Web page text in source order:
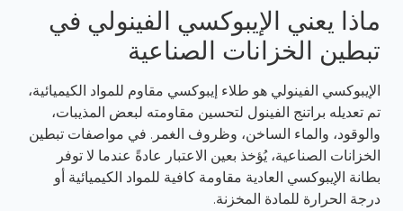
ماذا يعني الإيبوكسي الفينولي في
تبطين الخزانات الصناعية
الإيبوكسي الفينولي هو طلاء إيبوكسي مقاوم للمواد الكيميائية،
تم تعديله براتنج الفينول لتحسين مقاومته لبعض المذيبات،
والوقود، والماء الساخن، وظروف الغمر. في مواصفات تبطين
الخزانات الصناعية، يُؤخذ بعين الاعتبار عادةً عندما لا توفر
بطانة الإيبوكسي العادية مقاومة كافية للمواد الكيميائية أو
درجة الحرارة للمادة المخزنة.